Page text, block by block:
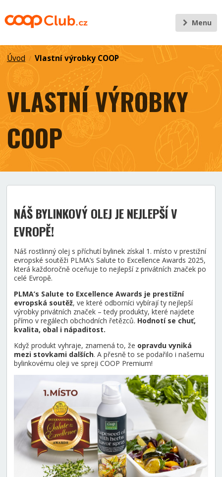
Menu
Úvod / Vlastní výrobky COOP
VLASTNÍ VÝROBKY
COOP
NÁŠ BYLINKOVÝ OLEJ JE NEJLEPŠÍ V
EVROPĚ!
Náš rostlinný olej s příchutí bylinek získal 1. místo v prestižní
evropské soutěži PLMA’s Salute to Excellence Awards 2025,
která každoročně oceňuje to nejlepší z privátních značek po
celé Evropě.
PLMA’s Salute to Excellence Awards je prestižní
evropská soutěž, ve které odborníci vybírají ty nejlepší
výrobky privátních značek – tedy produkty, které najdete
přímo v regálech obchodních řetězců. Hodnotí se chuť,
kvalita, obal i nápaditost.
Když produkt vyhraje, znamená to, že opravdu vyniká
mezi stovkami dalších. A přesně to se podařilo i našemu
bylinkovému oleji ve spreji COOP Premium!